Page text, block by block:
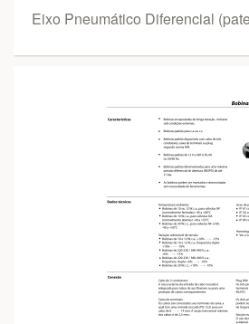
Eixo Pneumático Diferencial